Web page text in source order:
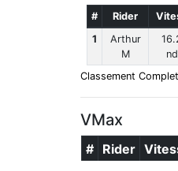
# Rider
1
Arthur
M
Classement Complet
VMax
# Rider